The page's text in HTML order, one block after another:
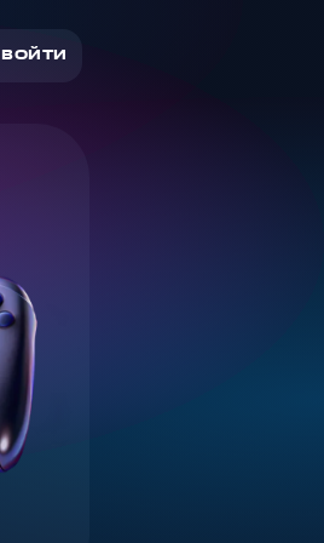
ВОЙТИ